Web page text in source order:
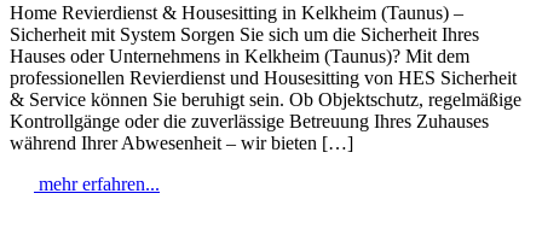
Home Revierdienst & Housesitting in Kelkheim (Taunus) –
Sicherheit mit System Sorgen Sie sich um die Sicherheit Ihres
Hauses oder Unternehmens in Kelkheim (Taunus)? Mit dem
professionellen Revierdienst und Housesitting von HES Sicherheit
& Service können Sie beruhigt sein. Ob Objektschutz, regelmäßige
Kontrollgänge oder die zuverlässige Betreuung Ihres Zuhauses
während Ihrer Abwesenheit – wir bieten […]
mehr erfahren...